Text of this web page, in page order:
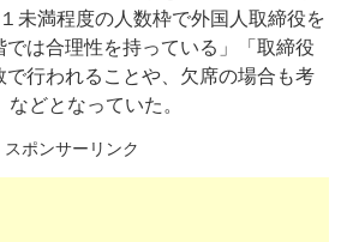
未満程度の人数枠で外国人取締役を
は合理性を持っている」「取締役
行われることや、欠席の場合も考
どとなっていた。
スポンサーリンク